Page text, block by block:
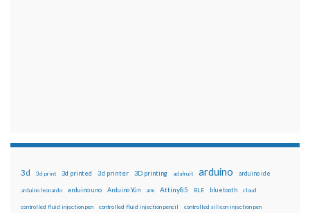
3d 3d print 3d printed 3d printer 3D printing adafruit arduino arduino ide
arduino leonardo arduino uno Arduino Yún arm Attiny85 BLE bluetooth cloud
controlled fluid injection pen controlled fluid injection pencil controlled silicon injection pen